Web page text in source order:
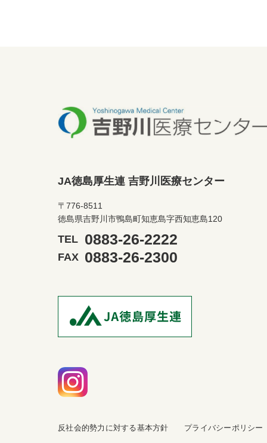
JA徳島厚生連 吉野川医療センター
〒776-8511
徳島県吉野川市鴨島町知恵島字西知恵島120
TEL 0883-26-2222
FAX 0883-26-2300
反社会的勢力に対する基本方針 プライバシーポリシー